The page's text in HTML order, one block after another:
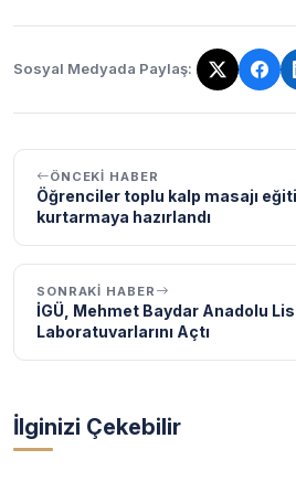
Sosyal Medyada Paylaş:
Bağlantı kopyalandı!
ÖNCEKI HABER
Öğrenciler toplu kalp masajı
kurtarmaya hazırlandı
SONRAKI HABER
İGÜ, Mehmet Baydar Anadolu
Laboratuvarlarını Açtı
İlginizi Çekebilir